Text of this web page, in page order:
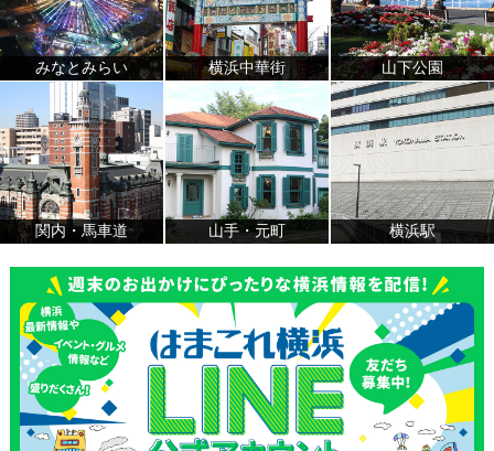
みなとみらい 横浜中華街 山下公園
関内・馬車道 山手・元町 横浜駅